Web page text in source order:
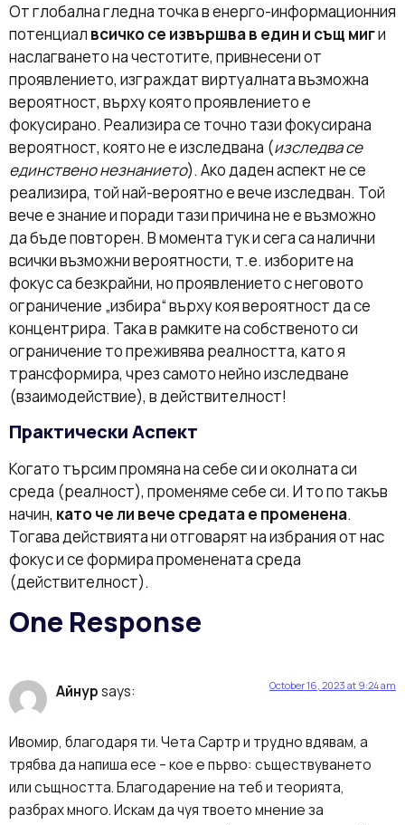
От глобална гледна точка в енерго-информационния
потенциал всичко се извършва в един и същ миги
наслагването на честотите, привнесени от
проявлението, изграждат виртуалната възможна
вероятност, върху която проявлението е
фокусирано. Реализира се точно тази фокусирана
вероятност, която не е изследвана (изследва се
единствено незнанието). Ако даден аспект не се
реализира, той най-вероятно е вече изследван. Той
вече е знание и поради тази причина не е възможно
да бъде повторен. В момента тук и сега са налични
всички възможни вероятности, т.е. изборите на
фокус са безкрайни, но проявлението с неговото
ограничение „избира“ върху коя вероятност да се
концентрира. Така в рамките на собственото си
ограничение то преживява реалността, като я
трансформира, чрез самото нейно изследване
(взаимодействие), в действителност!
Практически Аспект
Когато търсим промяна на себе си и околната си
среда (реалност), променяме себе си. И то по такъв
начин, като че ли вече средата е променена.
Тогава действията ни отговарят на избрания от нас
фокус и се формира променената среда
(действителност).
One Response
Айнурsays: October 16, 2023 at 9:24 am
Ивомир, благодаря ти. Чета Сартр и трудно вдявам, а
трябва да напиша есе – кое е първо: съществуването
или същността. Благодарение на теб и теорията,
разбрах много. Искам да чуя твоето мнение за